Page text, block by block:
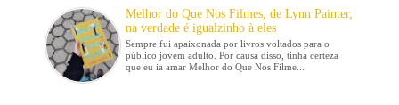
Melhor do Que Nos Filmes, de Lynn Painter,
na verdade é igualzinho à eles
Sempre fui apaixonada por livros voltados para o
público jovem adulto. Por causa disso, tinha certeza
que eu ia amar Melhor do Que Nos Filme...